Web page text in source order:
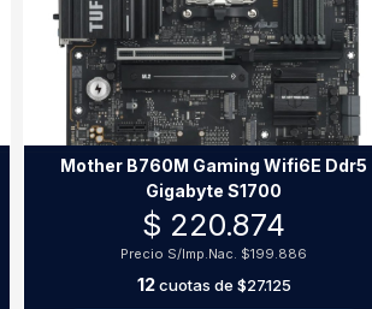
Mother B760M Gaming Wifi6E Ddr5
Gigabyte S1700
$ 220.874
Precio S/Imp.Nac. $199.886
12cuotas de $27.125